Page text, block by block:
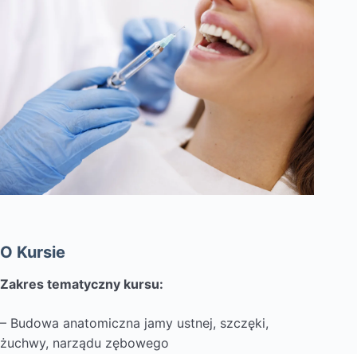
O Kursie
Zakres tematyczny kursu:
– Budowa anatomiczna jamy ustnej, szczęki,
żuchwy, narządu zębowego